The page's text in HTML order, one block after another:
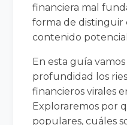
financiera mal
forma de
contenido
En esta guía
profundidad los
financieros virales
Exploraremos por
populares, cuáles